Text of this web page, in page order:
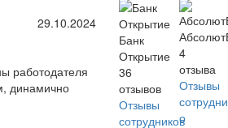
29.10.2024
работодателя
динамично
Банк
Открытие
36
отзывов
Отзывы
сотрудников
4
отзыва
Отзывы
о